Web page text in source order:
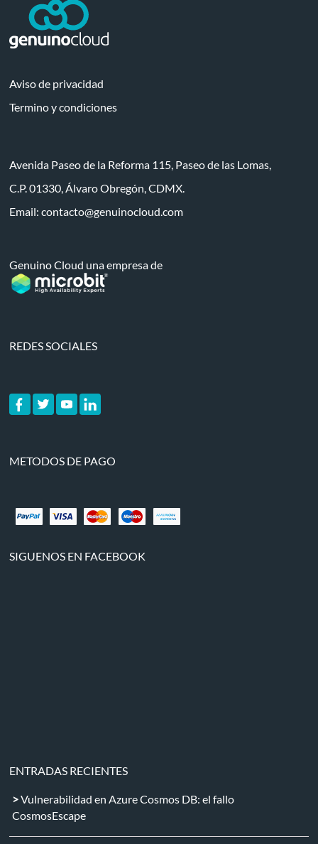
Aviso de privacidad
Termino y condiciones
Avenida Paseo de la Reforma 115, Paseo de las Lomas,
C.P. 01330, Álvaro Obregón, CDMX.
Email:contacto@genuinocloud.com
Genuino Cloud una empresa de
REDES SOCIALES
METODOS DE PAGO
SIGUENOS EN FACEBOOK
ENTRADAS RECIENTES
Vulnerabilidad en Azure Cosmos DB: el fallo
CosmosEscape